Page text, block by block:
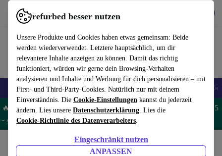
refurbed besser nutzen
Unsere Produkte und Cookies haben etwas gemeinsam: Beide
werden wiederverwendet. Letztere hauptsächlich, um dir
relevantere Inhalte anzeigen zu können. Damit das richtig
funktioniert, würden wir gerne dein Browsing-Verhalten
analysieren und Inhalte und Werbung für dich personalisieren – mit
First- und Third-Party-Cookies. Natürlich nur mit deinem
Einverständnis. Die Cookie-Einstellungen kannst du jederzeit
ändern. Lies unsere Datenschutzerklärung. Lies die
Cookie-Richtlinie des Datenverarbeiters.
Eingeschränkt nutzen
ANPASSEN
refurbed schnell und einfach nutzen
🎒 Back to school Handys Laptops Tablets Smartwatches Zubehör
🔥 Spare 5% EXTRA auf MacBooks und iPads – Code: MACPAD5
- AGB
Laptops HP Laptops